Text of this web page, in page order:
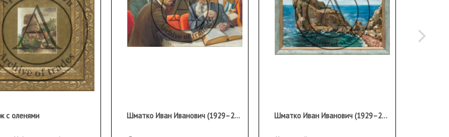
с оленями Шматко Иван Иванович (1929–2001) Шматко Иван Иванович (1929–2001)